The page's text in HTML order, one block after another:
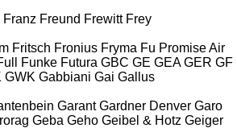
Franz Freund Frewitt Frey
Fritsch Fronius Fryma Fu Promise Air
Funke Futura GBC GE GEA GER GF
GWK Gabbiani Gai Gallus
Garant Gardner Denver Garo
Geba Geho Geibel & Hotz Geiger